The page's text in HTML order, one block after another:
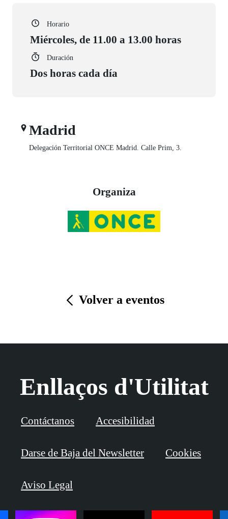
Horario
Miércoles, de 11.00 a 13.00 horas
Duración
Dos horas cada día
Madrid
Delegación Territorial ONCE Madrid. Calle Prim, 3.
Organiza
Volver a eventos
Enllaços d'Utilitat
Contáctanos Accesibilidad
Darse de Baja del Newsletter Cookies
Aviso Legal